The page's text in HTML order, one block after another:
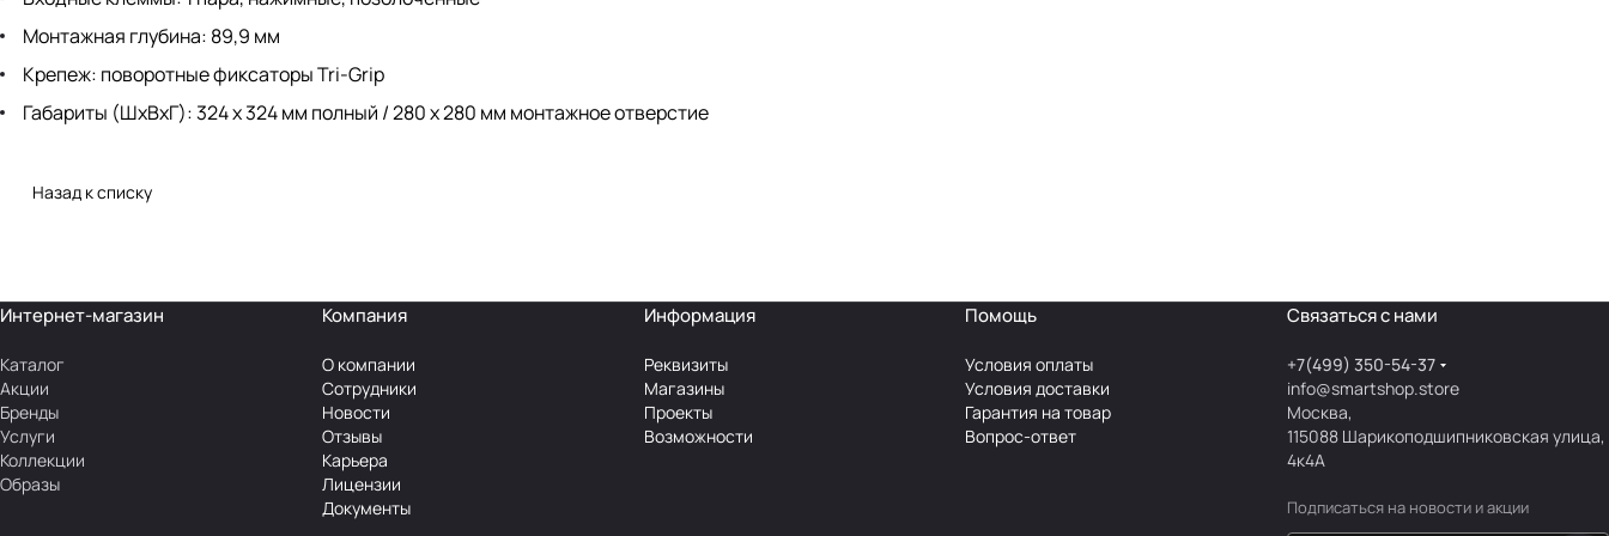
Монтажная глубина: 89,9 мм
Крепеж: поворотные фиксаторы Tri-Grip
Габариты (ШхВхГ): 324 х 324 мм полный / 280 х 280 мм монтажное отверстие
Назад к списку
Интернет-магазин
Каталог
Акции
Бренды
Услуги
Коллекции
Образы
Компания
О компании
Сотрудники
Новости
Отзывы
Карьера
Лицензии
Документы
Информация
Реквизиты
Магазины
Проекты
Возможности
Помощь
Условия оплаты
Условия доставки
Гарантия на товар
Вопрос-ответ
Связаться с нами
+7(499) 350-54-37
info@smartshop.store
Москва,
115088 Шарикоподшипниковская улица,
4к4А
Подписаться на новости и акции